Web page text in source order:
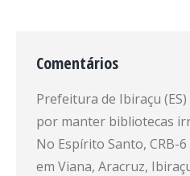
Comentários
Prefeitura de Ibiraçu
por manter bibliotecas
No Espírito Santo, CRB-
em Viana, Aracruz,